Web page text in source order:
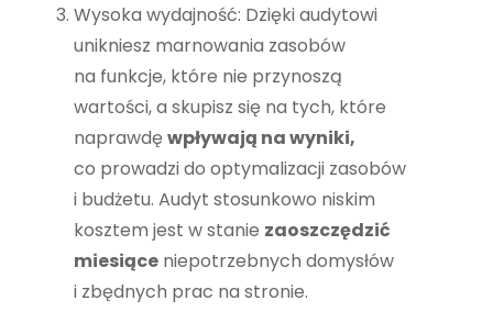
Wysoka wydajność: Dzięki audytowi
unikniesz marnowania zasobów
na funkcje, które nie przynoszą
wartości, a skupisz się na tych, które
naprawdęwpływają na wyniki,
co prowadzi do optymalizacji zasobów
i budżetu. Audyt stosunkowo niskim
kosztem jest w stanie zaoszczędzić
miesiące niepotrzebnych domysłów
i zbędnych prac na stronie.